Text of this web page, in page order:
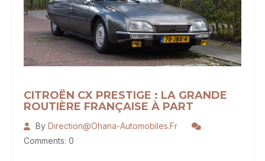
CITROËN CX PRESTIGE : LA GRANDE
ROUTIÈRE FRANÇAISE À PART
By Direction@ohana-Automobiles.fr
Comments: 0